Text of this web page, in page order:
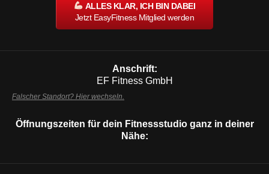
ALLES KLAR, ICH BIN DABEI
Jetzt EasyFitness Mitglied werden
Anschrift:
EF Fitness GmbH
Falscher Standort? Hier wechseln.
Öffnungszeiten für dein Fitnessstudio ganz in deiner
Nähe: